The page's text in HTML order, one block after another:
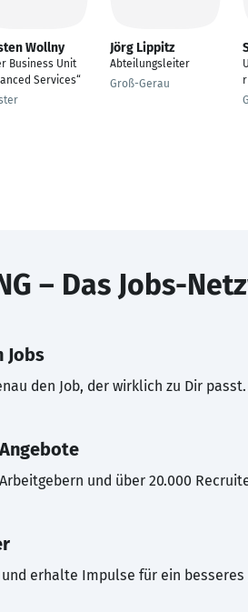
Wollny
Business Unit
Services“
Jörg Lippitz
Abteilungsleiter
Groß-Gerau
r
– Das Jobs-
Jobs
den Job, der wirklich zu Dir passt.
und über 20.000
erhalte Impulse für ein besseres